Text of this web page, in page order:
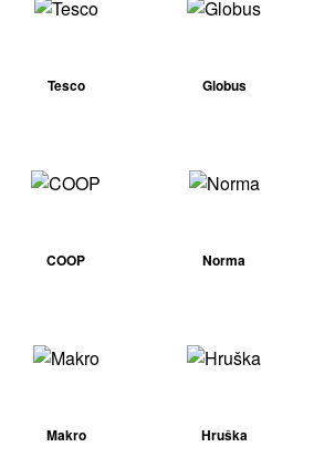
Tesco Globus
COOP Norma
Makro Hruška